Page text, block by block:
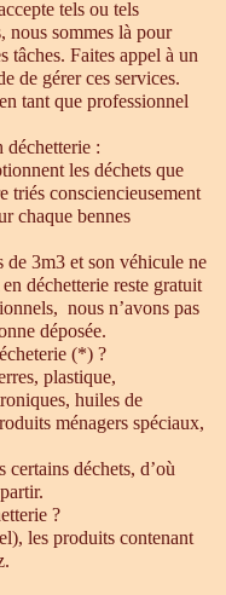
tels ou tels
nous sommes là pour
tâches. Faites appel à un
de gérer ces services.
tant que professionnel
déchetterie :
les déchets que
triés consciencieusement
chaque bennes
3m3 et son véhicule ne
déchetterie reste gratuit
nous n’avons pas
déposée.
(*) ?
plastique,
huiles de
ménagers spéciaux,
déchets, d’où
?
les produits contenant